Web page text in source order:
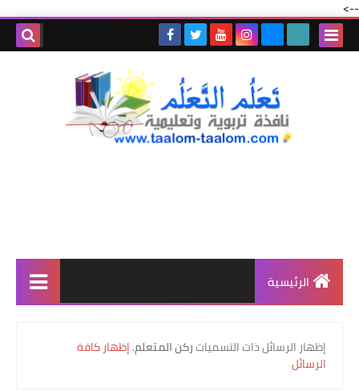
-->
الرئيسية
‏إظهار الرسائل ذات التسمياتركن المتعلم.إظهار كافة
الرسائل